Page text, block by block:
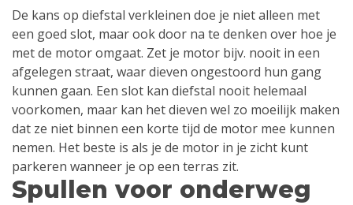
De kans op diefstal verkleinen doe je niet alleen met
een goed slot, maar ook door na te denken over hoe je
met de motor omgaat. Zet je motor bijv. nooit in een
afgelegen straat, waar dieven ongestoord hun gang
kunnen gaan. Een slot kan diefstal nooit helemaal
voorkomen, maar kan het dieven wel zo moeilijk maken
dat ze niet binnen een korte tijd de motor mee kunnen
nemen. Het beste is als je de motor in je zicht kunt
parkeren wanneer je op een terras zit.
Spullen voor onderweg